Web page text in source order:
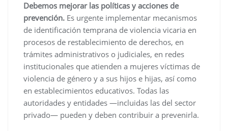
Debemos mejorar las políticas y acciones de
prevención. Es urgente implementar mecanismos
de identificación temprana de violencia vicaria en
procesos de restablecimiento de derechos, en
trámites administrativos o judiciales, en redes
institucionales que atienden a mujeres víctimas de
violencia de género y a sus hijos e hijas, así como
en establecimientos educativos. Todas las
autoridades y entidades —incluidas las del sector
privado— pueden y deben contribuir a prevenirla.